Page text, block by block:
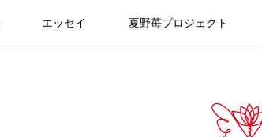
エッセイ 夏野苺プロジェクト